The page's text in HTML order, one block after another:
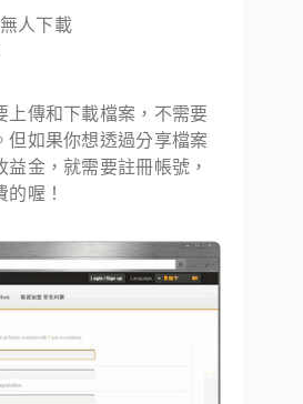
無人下載
上傳和下載檔案，不需要
但如果你想透過分享檔案
金，就需要註冊帳號，
喔！